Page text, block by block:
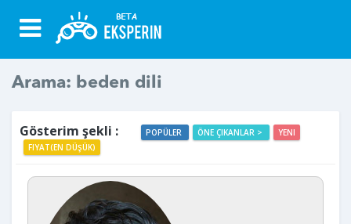
Arama: beden dili
Gösterim şekli : POPÜLER ÖNE ÇIKANLAR >
YENI
FIYAT(EN DÜŞÜK)